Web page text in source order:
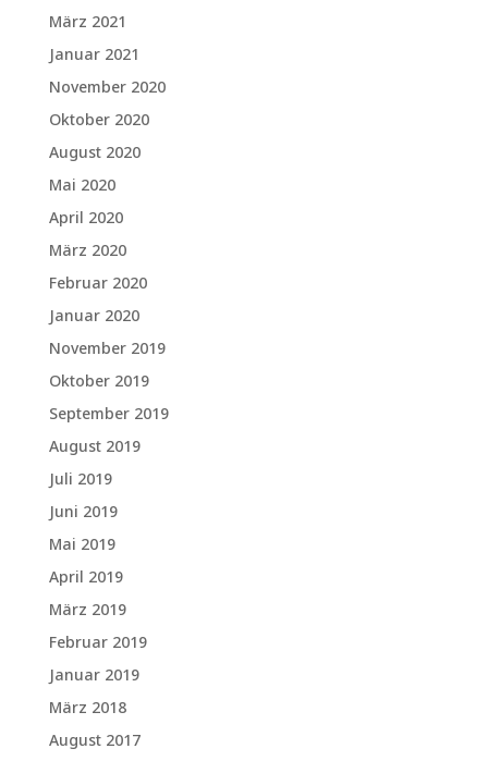
März 2021
Januar 2021
November 2020
Oktober 2020
August 2020
Mai 2020
April 2020
März 2020
Februar 2020
Januar 2020
November 2019
Oktober 2019
September 2019
August 2019
Juli 2019
Juni 2019
Mai 2019
April 2019
März 2019
Februar 2019
Januar 2019
März 2018
August 2017